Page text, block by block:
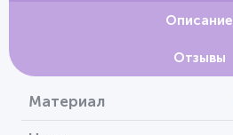
Описание
Отзывы
Материал